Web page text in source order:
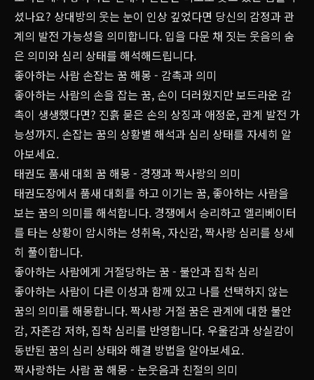
셨나요? 상대방의 웃는 눈이 인상 깊었다면 당신의 감정과 관
계의 발전 가능성을 의미합니다. 입을 다문 채 짓는 웃음의 숨
은 의미와 심리 상태를 해석해드립니다.
좋아하는 사람 손잡는 꿈 해몽 - 감촉과 의미
좋아하는 사람의 손을 잡는 꿈, 손이 더러웠지만 보드라운 감
촉이 생생했다면? 진흙 묻은 손의 상징과 애정운, 관계 발전 가
능성까지. 손잡는 꿈의 상황별 해석과 심리 상태를 자세히 알
아보세요.
태권도 품새 대회 꿈 해몽 - 경쟁과 짝사랑의 의미
태권도장에서 품새 대회를 하고 이기는 꿈, 좋아하는 사람을
보는 꿈의 의미를 해석합니다. 경쟁에서 승리하고 엘리베이터
를 타는 상황이 암시하는 성취욕, 자신감, 짝사랑 심리를 상세
히 풀이합니다.
좋아하는 사람에게 거절당하는 꿈 - 불안과 집착 심리
좋아하는 사람이 다른 이성과 함께 있고 나를 선택하지 않는
꿈의 의미를 해몽합니다. 짝사랑 거절 꿈은 관계에 대한 불안
감, 자존감 저하, 집착 심리를 반영합니다. 우울감과 상실감이
동반된 꿈의 심리 상태와 해결 방법을 알아보세요.
짝사랑하는 사람 꿈 해몽 - 눈웃음과 친절의 의미